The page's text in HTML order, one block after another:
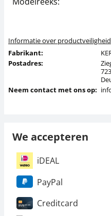
Informatie over productveiligheid
Fabrikant:
Postadres:
Neem contact met ons op:
We accepteren
iDEAL
PayPal
Creditcard